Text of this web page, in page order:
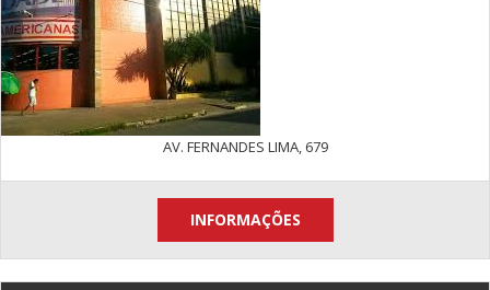
AV. FERNANDES LIMA, 679
INFORMAÇÕES